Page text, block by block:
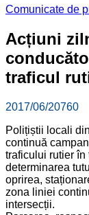
Comunicate de
Acțiuni
traficul
2017/06/20760
Polițiștii locali
continuă
traficului rutier
determinarea
oprirea,
zona liniei
intersecții.